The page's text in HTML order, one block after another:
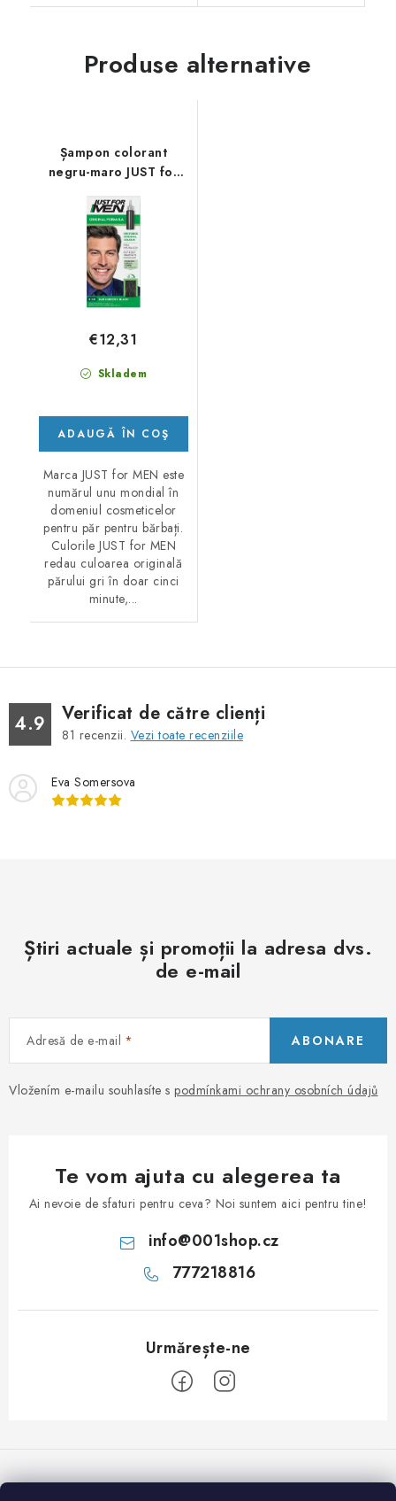
Produse alternative
Șampon colorant
negru-maro JUST for
MEN
Skladem
€12,31
ADAUGĂ ÎN COŞ
Marca JUST for MEN este
numărul unu mondial în
domeniul cosmeticelor
pentru păr pentru bărbați.
Culorile JUST for MEN
redau culoarea originală
părului gri în doar cinci
minute,...
4.9 Verificat de către clienți
81 recenzii. Vezi toate recenziile
Eva Somersova
Știri actuale și promoții la adresa dvs.
de e-mail
Adresă de e-mail
Vložením e-mailu souhlasíte s podmínkami ochrany osobních údajů
ABONARE
Te vom ajuta cu alegerea ta
Ai nevoie de sfaturi pentru ceva? Noi suntem aici pentru tine!
info@001shop.cz
777218816
b